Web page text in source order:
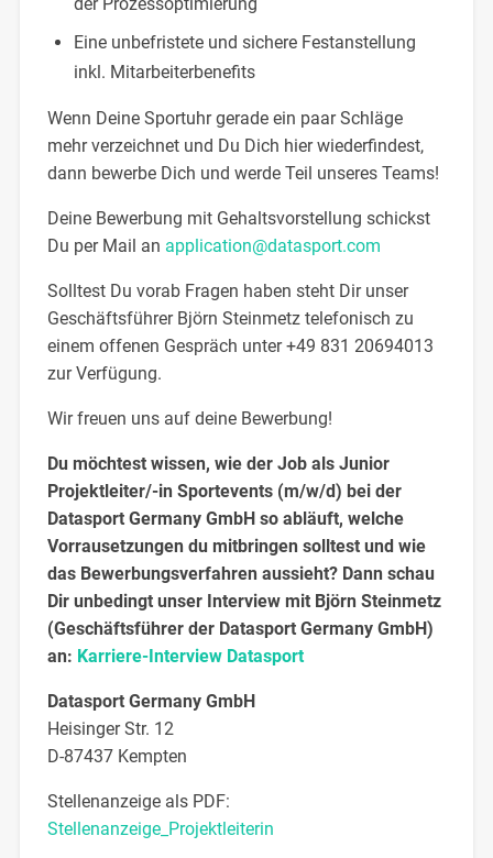
Eine unbefristete und sichere Festanstellung
inkl. Mitarbeiterbenefits
Wenn Deine Sportuhr gerade ein paar Schläge
mehr verzeichnet und Du Dich hier wiederfindest,
dann bewerbe Dich und werde Teil unseres Teams!
Deine Bewerbung mit Gehaltsvorstellung schickst
Du per Mail an application@datasport.com
Solltest Du vorab Fragen haben steht Dir unser
Geschäftsführer Björn Steinmetz telefonisch zu
einem offenen Gespräch unter +49 831 20694013
zur Verfügung.
Wir freuen uns auf deine Bewerbung!
Du möchtest wissen, wie der Job als Junior
Projektleiter/-in Sportevents (m/w/d) bei der
Datasport Germany GmbH so abläuft, welche
Vorrausetzungen du mitbringen solltest und wie
das Bewerbungsverfahren aussieht? Dann schau
Dir unbedingt unser Interview mit Björn Steinmetz
(Geschäftsführer der Datasport Germany GmbH)
an: Karriere-Interview Datasport
Datasport Germany GmbH
Heisinger Str. 12
D-87437 Kempten
Stellenanzeige als PDF:
Stellenanzeige_Projektleiterin